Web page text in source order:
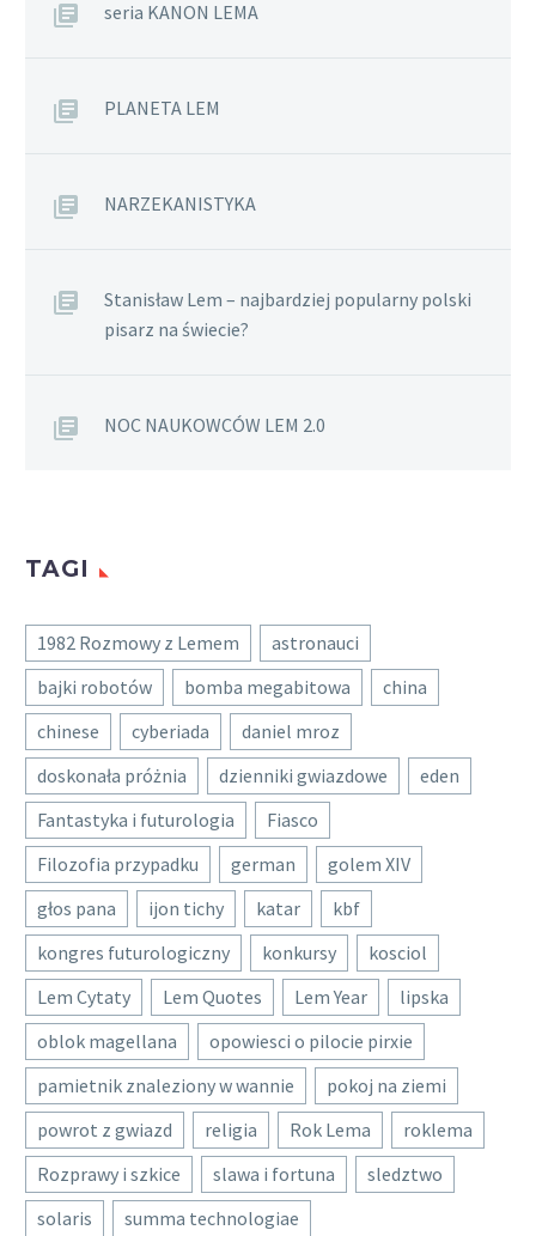
seria KANON LEMA
PLANETA LEM
NARZEKANISTYKA
Stanisław Lem – najbardziej popularny polski
pisarz na świecie?
NOC NAUKOWCÓW LEM 2.0
TAGI
1982 Rozmowy z Lemem
astronauci
bajki robotów
bomba megabitowa
china
chinese
cyberiada
daniel mroz
doskonała próżnia
dzienniki gwiazdowe
eden
Fantastyka i futurologia
Fiasco
Filozofia przypadku
german
golem XIV
głos pana
ijon tichy katar
kbf
kongres futurologiczny
konkursy
kosciol
Lem Cytaty
Lem Quotes Lem Year
lipska
oblok magellana
opowiesci o pilocie pirxie
pamietnik znaleziony w wannie
pokoj na ziemi
powrot z gwiazd
religia Rok Lema
roklema
Rozprawy i szkice
slawa i fortuna
sledztwo
solaris
summa technologiae